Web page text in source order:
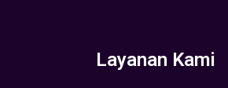
Layanan Kami